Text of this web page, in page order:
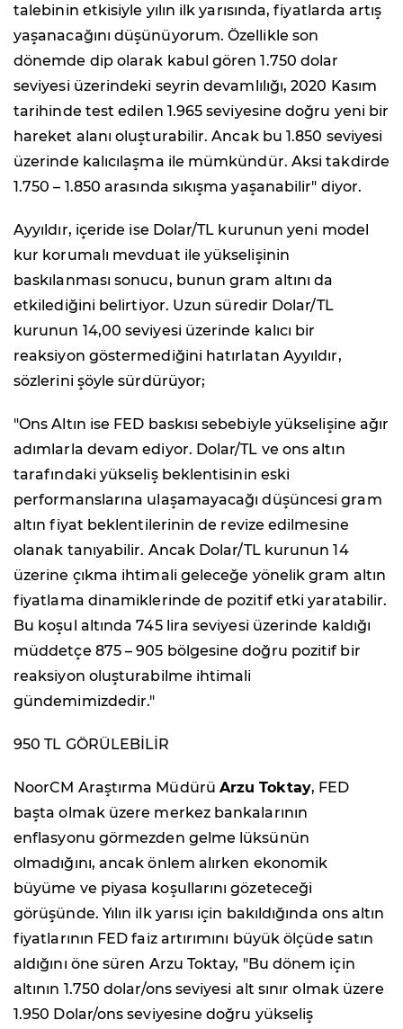
talebinin etkisiyle yılın ilk yarısında, fiyatlarda artış
yaşanacağını düşünüyorum. Özellikle son
dönemde dip olarak kabul gören 1.750 dolar
seviyesi üzerindeki seyrin devamlılığı, 2020 Kasım
tarihinde test edilen 1.965 seviyesine doğru yeni bir
hareket alanı oluşturabilir. Ancak bu 1.850 seviyesi
üzerinde kalıcılaşma ile mümkündür. Aksi takdirde
1.750 – 1.850 arasında sıkışma yaşanabilir" diyor.
Ayyıldır, içeride ise Dolar/TL kurunun yeni model
kur korumalı mevduat ile yükselişinin
baskılanması sonucu, bunun gram altını da
etkilediğini belirtiyor. Uzun süredir Dolar/TL
kurunun 14,00 seviyesi üzerinde kalıcı bir
reaksiyon göstermediğini hatırlatan Ayyıldır,
sözlerini şöyle sürdürüyor;
"Ons Altın ise FED baskısı sebebiyle yükselişine ağır
adımlarla devam ediyor. Dolar/TL ve ons altın
tarafındaki yükseliş beklentisinin eski
performanslarına ulaşamayacağı düşüncesi gram
altın fiyat beklentilerinin de revize edilmesine
olanak tanıyabilir. Ancak Dolar/TL kurunun 14
üzerine çıkma ihtimali geleceğe yönelik gram altın
fiyatlama dinamiklerinde de pozitif etki yaratabilir.
Bu koşul altında 745 lira seviyesi üzerinde kaldığı
müddetçe 875 – 905 bölgesine doğru pozitif bir
reaksiyon oluşturabilme ihtimali
gündemimizdedir."
950 TL GÖRÜLEBİLİR
NoorCM Araştırma Müdürü Arzu Toktay, FED
başta olmak üzere merkez bankalarının
enflasyonu görmezden gelme lüksünün
olmadığını, ancak önlem alırken ekonomik
büyüme ve piyasa koşullarını gözeteceği
görüşünde. Yılın ilk yarısı için bakıldığında ons altın
fiyatlarının FED faiz artırımını büyük ölçüde satın
aldığını öne süren Arzu Toktay, "Bu dönem için
altının 1.750 dolar/ons seviyesi alt sınır olmak üzere
1.950 Dolar/ons seviyesine doğru yükseliş